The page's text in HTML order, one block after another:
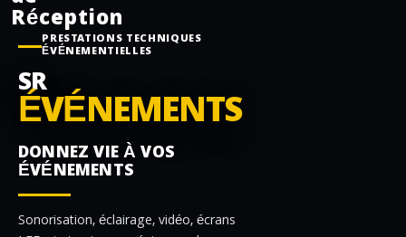
PRESTATIONS TECHNIQUES
ÉVÉNEMENTIELLES
SR
ÉVÉNEMENTS
DONNEZ VIE À VOS
ÉVÉNEMENTS
Sonorisation, éclairage, vidéo, écrans